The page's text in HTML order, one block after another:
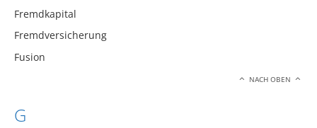
Fremdkapital
Fremdversicherung
Fusion
NACH OBEN
G